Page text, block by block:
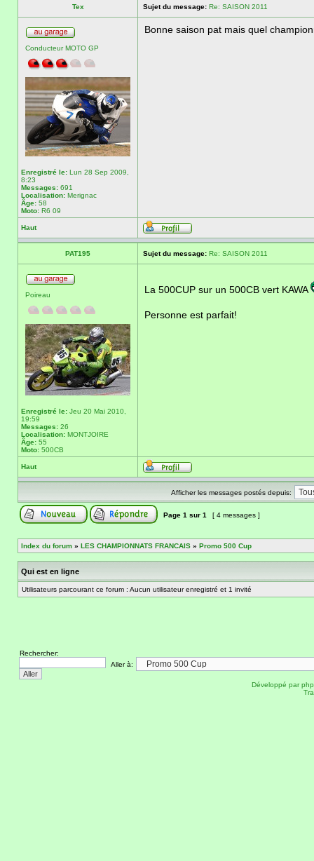
Tex Sujet du message: Re: SAISON 2011
Conducteur MOTO GP
Enregistré le: Lun 28 Sep 2009,
8:23
Messages: 691
Localisation: Merignac
Âge: 58
Moto: R6 09
Bonne saison pat mais quel
Haut
PAT195 Sujet du message: Re: SAISON 2011
Poireau
Enregistré le: Jeu 20 Mai 2010,
19:59
Messages: 26
Localisation: MONTJOIRE
Âge: 55
Moto: 500CB
La 500CUP sur un 500CB vert KAWA
Personne est parfait!
Haut
Afficher les messages postés depuis:
Page 1 sur 1 [ 4 messages ]
Index du forum » LES CHAMPIONNATS FRANCAIS » Promo 500 Cup
Qui est en ligne
Utilisateurs parcourant ce forum : Aucun utilisateur enregistré et 1 invité
Rechercher:
Aller à:
Développé par